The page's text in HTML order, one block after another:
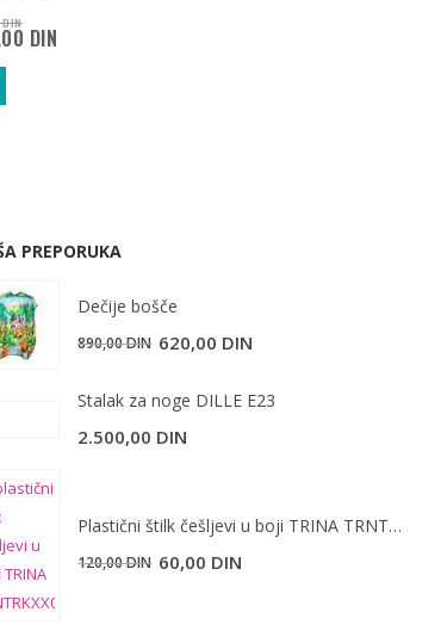
DIN
DIN
PREPORUKA
Dečije bošče
890,00DIN 620,00 DIN
Stalak za noge DILLE E23
2.500,00 DIN
Plastični štilk češljevi u boji TRINA TRNTRKXX0200
120,00DIN 60,00 DIN